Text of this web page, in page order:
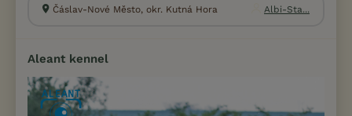
Čáslav-Nové Město, okr. Kutná Hora Albi-Sta...
Aleant kennel